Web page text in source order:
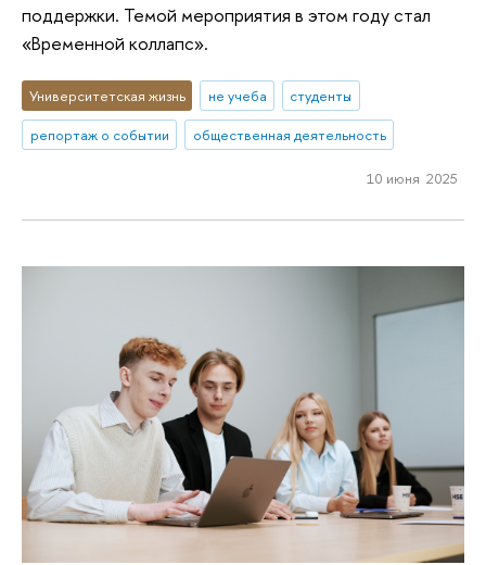
поддержки. Темой мероприятия в этом году стал
«Временной коллапс».
Университетская жизнь не учеба
студенты
репортаж о событии
общественная деятельность
10 июня 2025